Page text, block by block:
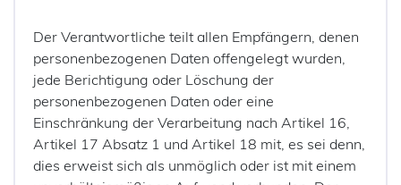
Der Verantwortliche teilt allen Empfängern, denen
personenbezogenen Daten offengelegt wurden,
jede Berichtigung oder Löschung der
personenbezogenen Daten oder eine
Einschränkung der Verarbeitung nach Artikel 16,
Artikel 17 Absatz 1 und Artikel 18 mit, es sei denn,
dies erweist sich als unmöglich oder ist mit einem